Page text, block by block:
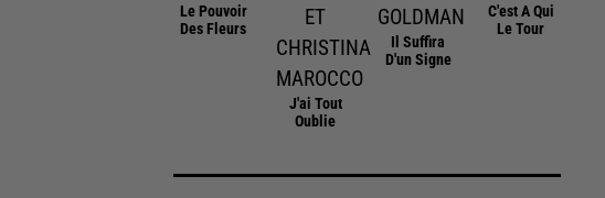
Le Pouvoir
Des Fleurs
ET
CHRISTINA
MAROCCO
J'ai Tout
Oublie
GOLDMAN
Il Suffira
D'un Signe
C'est A Qui
Le Tour